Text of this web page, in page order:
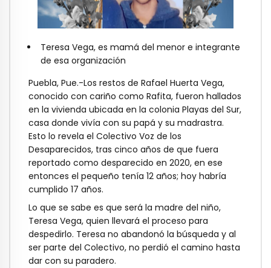
Teresa Vega, es mamá del menor e integrante
de esa organización
Puebla, Pue.-Los restos de Rafael Huerta Vega,
conocido con cariño como Rafita, fueron hallados
en la vivienda ubicada en la colonia Playas del Sur,
casa donde vivía con su papá y su madrastra.
Esto lo revela el Colectivo Voz de los
Desaparecidos, tras cinco años de que fuera
reportado como desparecido en 2020, en ese
entonces el pequeño tenía 12 años; hoy habría
cumplido 17 años.
Lo que se sabe es que será la madre del niño,
Teresa Vega, quien llevará el proceso para
despedirlo. Teresa no abandonó la búsqueda y al
ser parte del Colectivo, no perdió el camino hasta
dar con su paradero.